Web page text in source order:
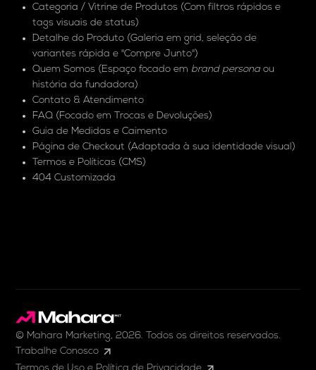
Categoria / Vitrine de Produtos (Com filtros rápidos e
tags visuais de status)
Detalhe do Produto (Galeria em grid, seleção de
variantes rápida e "Compre Junto")
Quem Somos (Espaço focado em brand persona ou
história da fundadora)
Contato & Atendimento
FAQ (Focado em Trocas e Devoluções)
Guia de Medidas e Caimento
Página de Checkout (Adaptada à sua identidade visual)
Termos e Políticas (CMS)
404 Customizada
© Mahara Marketing, 2026. Todos os direitos reservados.
Trabalhe Conosco